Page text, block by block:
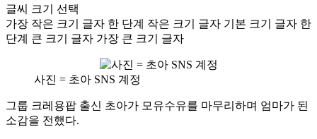
글씨 크기 선택
가장 작은 크기 글자 한 단계 작은 크기 글자 기본 크기 글자 한
단계 큰 크기 글자 가장 큰 크기 글자
사진 = 초아 SNS 계정
그룹 크레용팝 출신 초아가 모유수유를 마무리하며 엄마가 된
소감을 전했다.